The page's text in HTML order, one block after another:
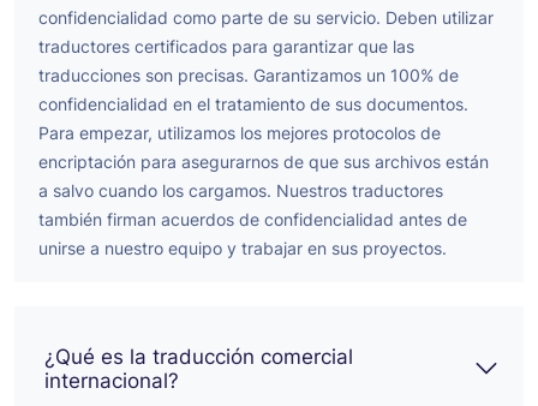
confidencialidad como parte de su servicio. Deben utilizar
traductores certificados para garantizar que las
traducciones son precisas. Garantizamos un 100% de
confidencialidad en el tratamiento de sus documentos.
Para empezar, utilizamos los mejores protocolos de
encriptación para asegurarnos de que sus archivos están
a salvo cuando los cargamos. Nuestros traductores
también firman acuerdos de confidencialidad antes de
unirse a nuestro equipo y trabajar en sus proyectos.
¿Qué es la traducción comercial
internacional?